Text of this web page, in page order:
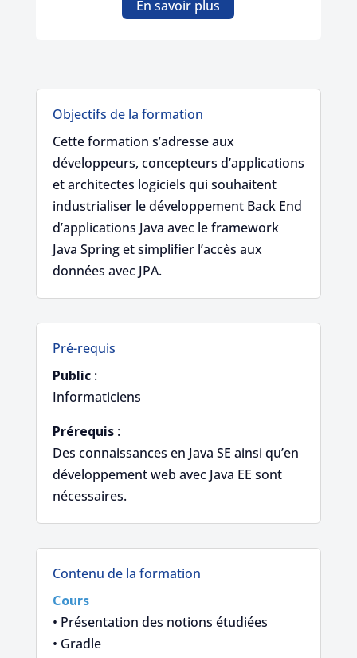
En savoir plus
Objectifs de la formation
Cette formation s’adresse aux
développeurs, concepteurs d’applications
et architectes logiciels qui souhaitent
industrialiser le développement Back End
d’applications Java avec le framework
Java Spring et simplifier l’accès aux
données avec JPA.
Pré-requis
Public:
Informaticiens
Prérequis:
Des connaissances en Java SE ainsi qu’en
développement web avec Java EE sont
nécessaires.
Contenu de la formation
Cours
• Présentation des notions étudiées
• Gradle